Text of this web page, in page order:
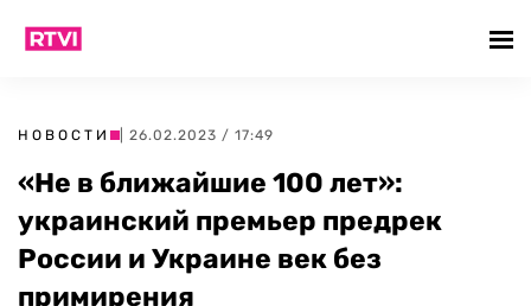
НОВОСТИ | 26.02.2023 / 17:49
«Не в ближайшие 100 лет»:
украинский премьер предрек
России и Украине век без
примирения